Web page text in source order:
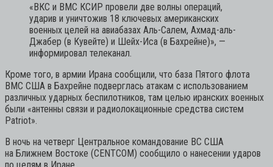
«ВКС и ВМС КСИР провели две волны операций,
ударив и уничтожив 18 ключевых американских
военных целей на авиабазах Аль-Салем, Ахмад-аль-
Джабер (в Кувейте) и Шейх-Иса (в Бахрейне)», —
информировал телеканал.
Кроме того, в армии Ирана сообщили, что база Пятого флота
ВМС США в Бахрейне подверглась атакам с использованием
различных ударных беспилотников, там целью иранских военных
были «антенны связи и радиолокационные средства систем
Patriot».
В ночь на четверг Центральное командование ВС США
на Ближнем Востоке (CENTCOM) сообщило о нанесении ударов